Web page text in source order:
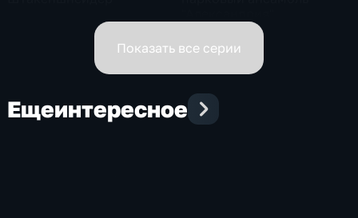
Показать все серии
Ещеинтересное